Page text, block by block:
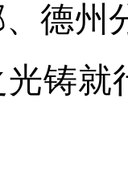
德州
铸就